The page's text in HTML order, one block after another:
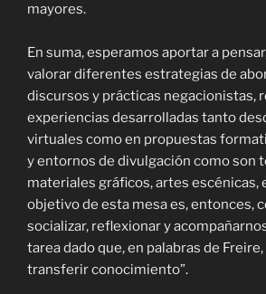
mayores.
En suma, esperamos aportar a
valorar diferentes estrategias de
discursos y prácticas negacionistas,
experiencias desarrolladas tanto
virtuales como en propuestas
y entornos de divulgación como son
materiales gráficos, artes escénicas,
objetivo de esta mesa es, entonces,
socializar, reflexionar y
tarea dado que, en palabras de
transferir conocimiento”.